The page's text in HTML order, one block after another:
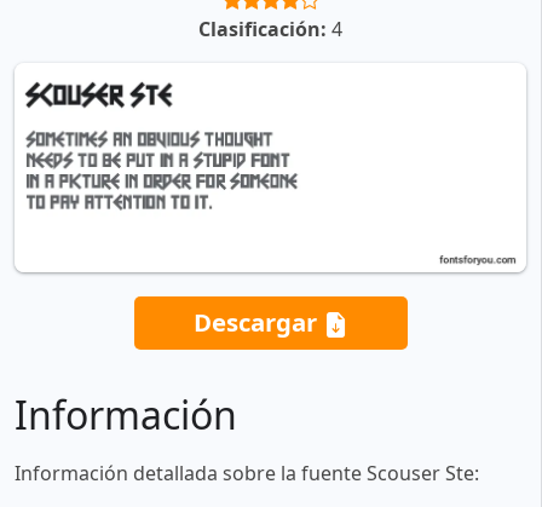
Clasificación: 4
Descargar
Información
Información detallada sobre la fuente Scouser Ste: